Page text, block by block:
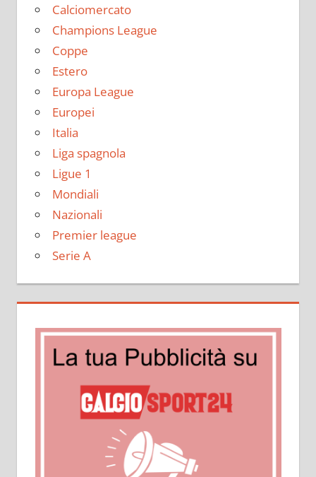
Calciomercato
Champions League
Coppe
Estero
Europa League
Europei
Italia
Liga spagnola
Ligue 1
Mondiali
Nazionali
Premier league
Serie A